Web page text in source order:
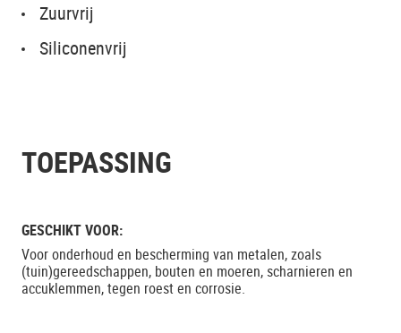
Zuurvrij
Siliconenvrij
TOEPASSING
GESCHIKT VOOR:
Voor onderhoud en bescherming van metalen, zoals
(tuin)gereedschappen, bouten en moeren, scharnieren en
accuklemmen, tegen roest en corrosie.